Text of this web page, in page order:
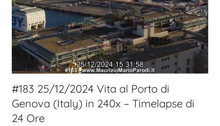
#183 25/12/2024 Vita al Porto di
Genova (Italy) in 240x – Timelapse di
24 Ore